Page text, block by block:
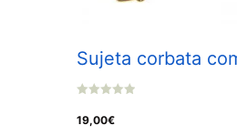
Sujeta corbata
o
u
19,00€